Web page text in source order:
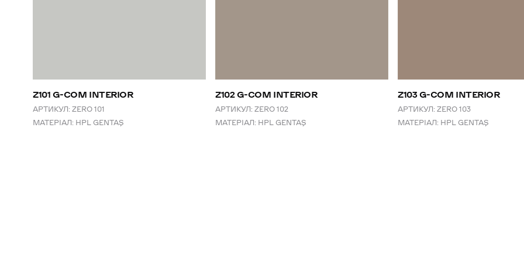
Z101 G-COM INTERIOR
АРТИКУЛ: ZERO 101
МАТЕРІАЛ: HPL GENTAŞ
Z102 G-COM INTERIOR
АРТИКУЛ: ZERO 102
МАТЕРІАЛ: HPL GENTAŞ
Z103 G-COM INTERIOR
АРТИКУЛ: ZERO 103
МАТЕРІАЛ: HPL GENTAŞ